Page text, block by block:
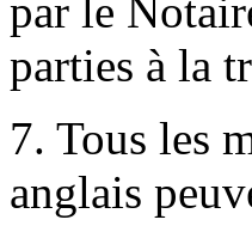
par le
parties à la
7. Tous les
anglais